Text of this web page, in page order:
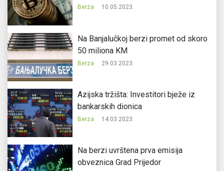
Berza 10.05.2023.
Na Banjalučkoj berzi promet od skoro
50 miliona KM
Berza 29.03.2023.
Azijska tržišta: Investitori bježe iz
bankarskih dionica
Berza 14.03.2023.
Na berzi uvrštena prva emisija
obveznica Grad Prijedor